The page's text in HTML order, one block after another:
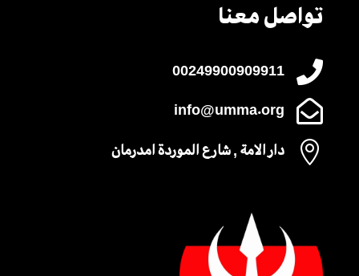
تواصل معنا

00249900909911

info@umma.org
 دار الامة , شارع الموردة امدرمان